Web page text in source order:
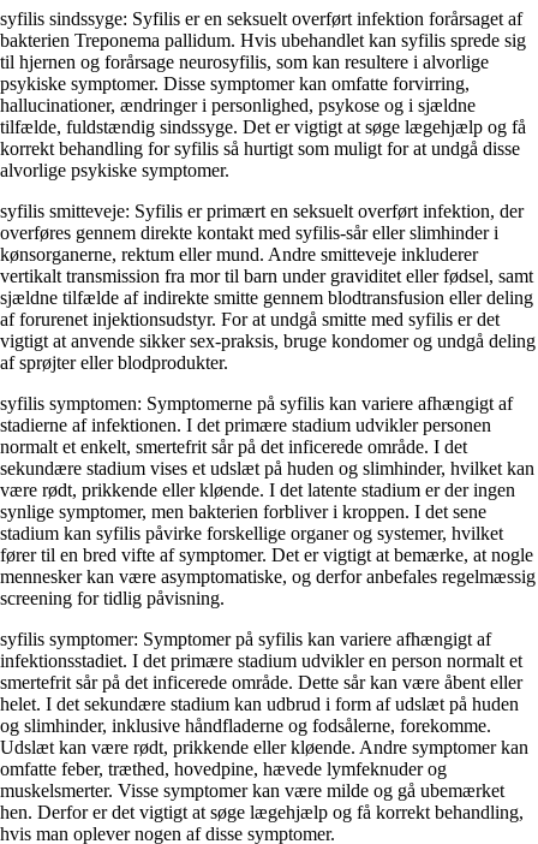
syfilis sindssyge: Syfilis er en seksuelt overført infektion forårsaget af
bakterien Treponema pallidum. Hvis ubehandlet kan syfilis sprede sig
til hjernen og forårsage neurosyfilis, som kan resultere i alvorlige
psykiske symptomer. Disse symptomer kan omfatte forvirring,
hallucinationer, ændringer i personlighed, psykose og i sjældne
tilfælde, fuldstændig sindssyge. Det er vigtigt at søge lægehjælp og få
korrekt behandling for syfilis så hurtigt som muligt for at undgå disse
alvorlige psykiske symptomer.
syfilis smitteveje: Syfilis er primært en seksuelt overført infektion, der
overføres gennem direkte kontakt med syfilis-sår eller slimhinder i
kønsorganerne, rektum eller mund. Andre smitteveje inkluderer
vertikalt transmission fra mor til barn under graviditet eller fødsel, samt
sjældne tilfælde af indirekte smitte gennem blodtransfusion eller deling
af forurenet injektionsudstyr. For at undgå smitte med syfilis er det
vigtigt at anvende sikker sex-praksis, bruge kondomer og undgå deling
af sprøjter eller blodprodukter.
syfilis symptomen: Symptomerne på syfilis kan variere afhængigt af
stadierne af infektionen. I det primære stadium udvikler personen
normalt et enkelt, smertefrit sår på det inficerede område. I det
sekundære stadium vises et udslæt på huden og slimhinder, hvilket kan
være rødt, prikkende eller kløende. I det latente stadium er der ingen
synlige symptomer, men bakterien forbliver i kroppen. I det sene
stadium kan syfilis påvirke forskellige organer og systemer, hvilket
fører til en bred vifte af symptomer. Det er vigtigt at bemærke, at nogle
mennesker kan være asymptomatiske, og derfor anbefales regelmæssig
screening for tidlig påvisning.
syfilis symptomer: Symptomer på syfilis kan variere afhængigt af
infektionsstadiet. I det primære stadium udvikler en person normalt et
smertefrit sår på det inficerede område. Dette sår kan være åbent eller
helet. I det sekundære stadium kan udbrud i form af udslæt på huden
og slimhinder, inklusive håndfladerne og fodsålerne, forekomme.
Udslæt kan være rødt, prikkende eller kløende. Andre symptomer kan
omfatte feber, træthed, hovedpine, hævede lymfeknuder og
muskelsmerter. Visse symptomer kan være milde og gå ubemærket
hen. Derfor er det vigtigt at søge lægehjælp og få korrekt behandling,
hvis man oplever nogen af disse symptomer.